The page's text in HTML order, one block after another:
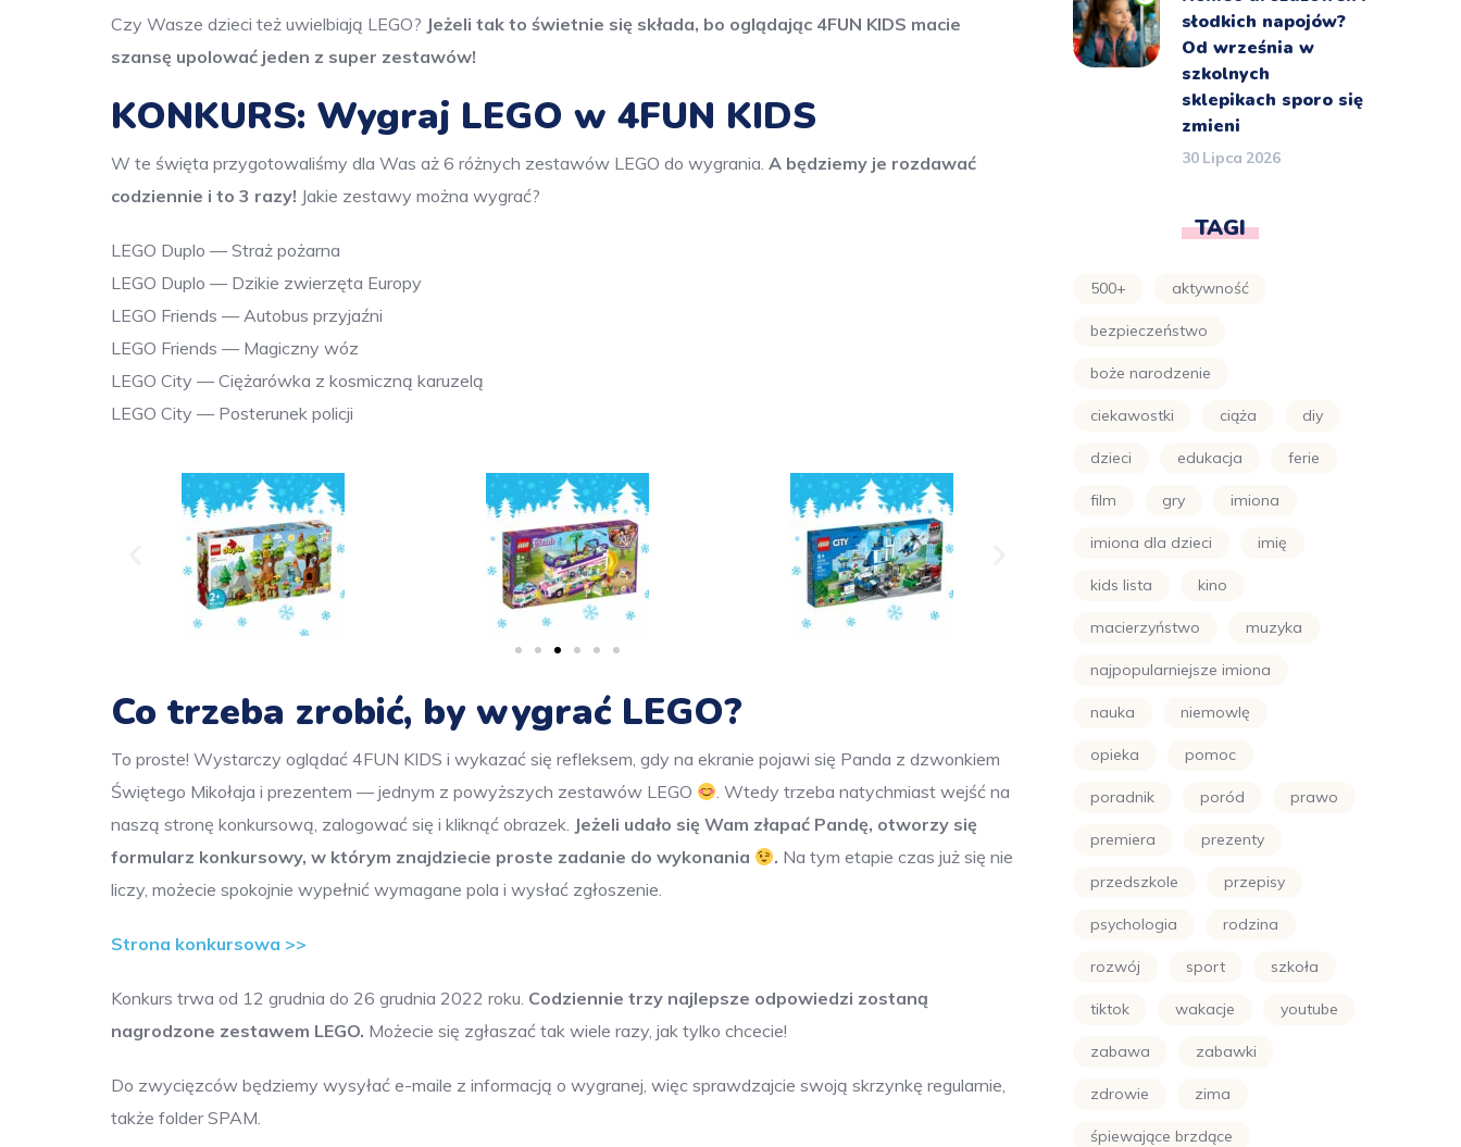
Czy Wasze dzieci też uwielbiają LEGO? Jeżeli tak to świetnie się składa, bo oglądając 4FUN KIDS macie
szansę upolować jeden z super zestawów!
KONKURS: Wygraj LEGO w 4FUN KIDS
W te święta przygotowaliśmy dla Was aż 6 różnych zestawów LEGO do wygrania. A będziemy je rozdawać
codziennie i to 3 razy! Jakie zestawy można wygrać?
LEGO Duplo — Straż pożarna
LEGO Duplo — Dzikie zwierzęta Europy
LEGO Friends — Autobus przyjaźni
LEGO Friends — Magiczny wóz
LEGO City — Ciężarówka z kosmiczną karuzelą
LEGO City — Posterunek policji
Co trzeba zrobić, by wygrać LEGO?
To proste! Wystarczy oglądać 4FUN KIDS i wykazać się refleksem, gdy na ekranie pojawi się Panda z dzwonkiem
Świętego Mikołaja i prezentem — jednym z powyższych zestawów LEGO
. Wtedy trzeba natychmiast wejść na
naszą stronę konkursową, zalogować się i kliknąć obrazek. Jeżeli udało się Wam złapać Pandę, otworzy się
formularz konkursowy, w którym znajdziecie proste zadanie do wykonania
. Na tym etapie czas już się nie
liczy, możecie spokojnie wypełnić wymagane pola i wysłać zgłoszenie.
Strona konkursowa >>
Konkurs trwa od 12 grudnia do 26 grudnia 2022 roku. Codziennie trzy najlepsze odpowiedzi zostaną
nagrodzone zestawem LEGO. Możecie się zgłaszać tak wiele razy, jak tylko chcecie!
Do zwycięzców będziemy wysyłać e-maile z informacją o wygranej, więc sprawdzajcie swoją skrzynkę regularnie,
także folder SPAM.
słodkich napojów?
Od września w
szkolnych
sklepikach sporo się
zmieni
30 Lipca 2026
TAGI
500+ aktywność
bezpieczeństwo
boże narodzenie
ciekawostki ciąża diy
dzieci edukacja ferie
film gry imiona
imiona dla dzieci imię
kids lista kino
macierzyństwo muzyka
najpopularniejsze imiona
nauka niemowlę
opieka pomoc
poradnik poród prawo
premiera prezenty
przedszkole przepisy
psychologia rodzina
rozwój sport szkoła
tiktok wakacje youtube
zabawa zabawki
zdrowie zima
śpiewające brzdące